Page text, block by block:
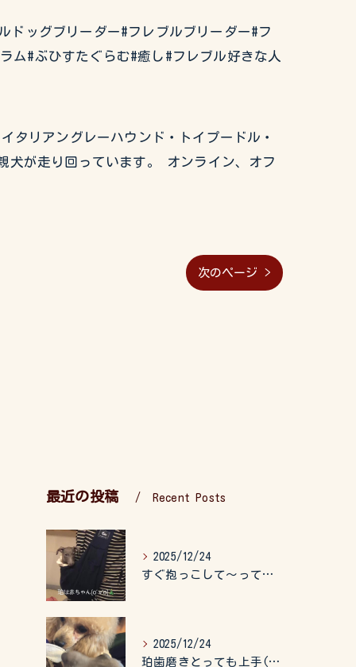
ドッグブリーダー#フレブルブリーダー#フ
ム#ぶひすたぐらむ#癒し#フレブル好きな人
タリアングレーハウンド・トイプードル・
犬が走り回っています。 オンライン、オフ
次のページ >
最近の投稿 Recent Posts
2025/12/24
すぐ抱っこして〜って言うので、抱っこ紐に入れてゆらゆら☺️
2025/12/24
珀歯磨きとっても上手(о´∀`о)